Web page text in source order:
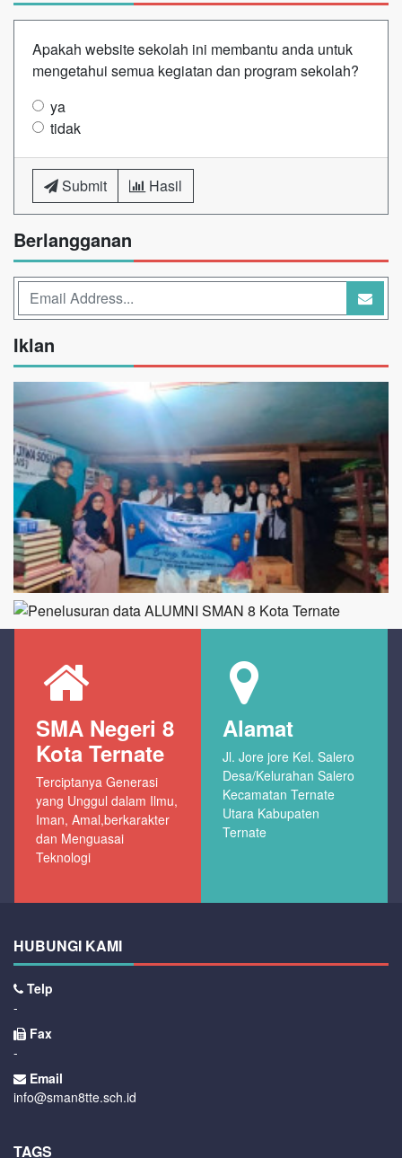
Apakah website sekolah ini membantu anda untuk
mengetahui semua kegiatan dan program sekolah?
ya
tidak
Submit Hasil
Berlangganan
Iklan
SMA Negeri 8
Kota Ternate
Terciptanya Generasi
yang Unggul dalam Ilmu,
Iman, Amal,berkarakter
dan Menguasai
Teknologi
Alamat
Jl. Jore jore Kel. Salero
Desa/Kelurahan Salero
Kecamatan Ternate
Utara Kabupaten
Ternate
HUBUNGI KAMI
Telp
-
Fax
-
Email
info@sman8tte.sch.id
TAGS